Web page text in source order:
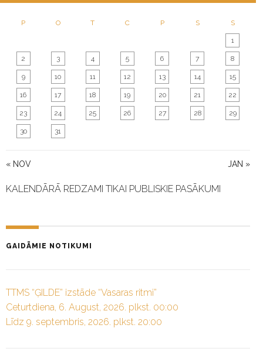
P O T C P S S
« NOV JAN »
1
2 3 4 5 6 7 8
9 10 11 12 13 14 15
16 17 18 19 20 21 22
23 24 25 26 27 28 29
30 31
KALENDĀRĀ REDZAMI TIKAI PUBLISKIE PASĀKUMI
GAIDĀMIE NOTIKUMI
TTMS “ĢILDE” izstāde “Vasaras ritmi”
Ceturtdiena, 6. August, 2026. plkst. 00:00
Līdz 9. septembris, 2026. plkst. 20:00